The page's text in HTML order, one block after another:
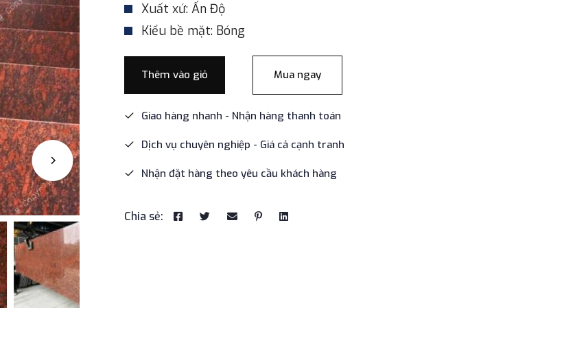
Xuất xứ: Ấn Độ
Kiểu bề mặt: Bóng
Thêm vào giỏ Mua ngay
Giao hàng nhanh - Nhận hàng thanh toán
Dịch vụ chuyên nghiệp - Giá cả cạnh tranh
Nhận đặt hàng theo yêu cầu khách hàng
Chia sẻ: